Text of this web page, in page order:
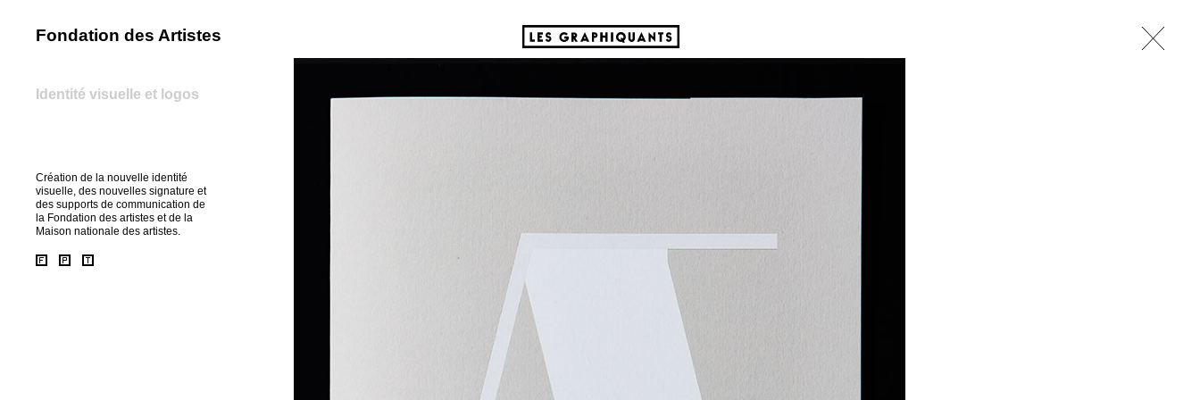
studio
home
Fondation des Artistes
Identité visuelle et logos
Création de la nouvelle identité
visuelle, des nouvelles signature et
des supports de communication de
la Fondation des artistes et de la
Maison nationale des artistes.